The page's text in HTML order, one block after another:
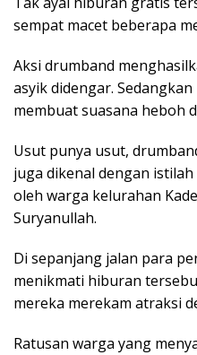
sempat macet beberapa
Aksi drumband
asyik didengar.
membuat suasana heboh
Usut punya usut,
juga dikenal dengan
oleh warga kelurahan
Suryanullah.
Di sepanjang jalan para
menikmati hiburan
mereka merekam atraksi
Ratusan warga yang